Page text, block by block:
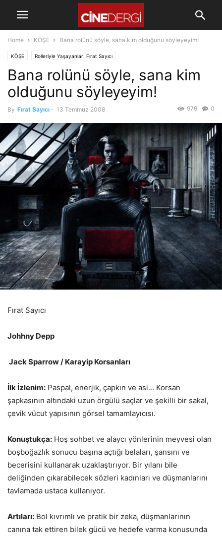
Home KÖŞE Bana rolünü söyle, sana kim olduğunu söyleyeyim!
KÖŞE Rolleriyle Yaşayanlar: Fırat Sayıcı
Bana rolünü söyle, sana kim
olduğunu söyleyeyim!
By Fırat Sayıcı - 13 Temmuz 2008 0
979
Fırat Sayıcı
Johhny Depp
Jack Sparrow / Karayip Korsanları
İlk İzlenim: Paspal, enerjik, çapkın ve asi… Korsan
şapkasının altındaki uzun örgülü saçlar ve şekilli bir sakal,
çevik vücut yapısının görsel tamamlayıcısı.
Konuştukça: Hoş sohbet ve alaycı yönlerinin meyvesi olan
boşboğazlık sonucu başına açtığı belaları, şansını ve
becerisini kullanarak uzaklaştırıyor. Bir yılanı bile
deliğinden çıkarabilecek sözleri kadınları ve düşmanlarını
tavlamada ustaca kullanıyor.
Artıları: Bol kıvrımlı ve pratik bir zeka, düşmanlarının
canına tak ettiren bilek gücü ve hedefe varma konusunda